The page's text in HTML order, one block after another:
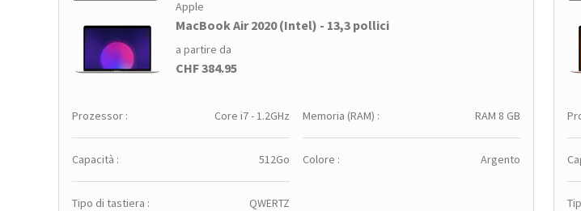
Apple
MacBook Air 2020 (Intel) - 13,3 pollici
a partire da
CHF 384.95
Prozessor : Core i7 - 1.2GHz Memoria (RAM) : RAM 8 GB
Capacità : 512Go Colore : Argento
Tipo di tastiera : QWERTZ